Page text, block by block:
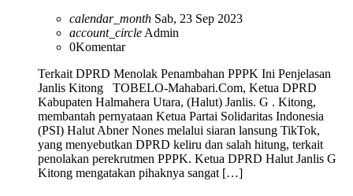
calendar_month Sab, 23 Sep 2023
account_circleAdmin
0Komentar
Terkait DPRD Menolak Penambahan PPPK Ini Penjelasan
Janlis Kitong TOBELO-Mahabari.Com, Ketua DPRD
Kabupaten Halmahera Utara, (Halut) Janlis. G . Kitong,
membantah pernyataan Ketua Partai Solidaritas Indonesia
(PSI) Halut Abner Nones melalui siaran lansung TikTok,
yang menyebutkan DPRD keliru dan salah hitung, terkait
penolakan perekrutmen PPPK. Ketua DPRD Halut Janlis G
Kitong mengatakan pihaknya sangat […]